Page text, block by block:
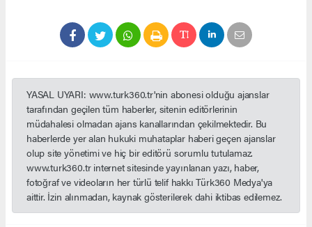
YASAL UYARI: www.turk360.tr'nin abonesi olduğu ajanslar
tarafından geçilen tüm haberler, sitenin editörlerinin
müdahalesi olmadan ajans kanallarından çekilmektedir. Bu
haberlerde yer alan hukuki muhataplar haberi geçen ajanslar
olup site yönetimi ve hiç bir editörü sorumlu tutulamaz.
www.turk360.tr internet sitesinde yayınlanan yazı, haber,
fotoğraf ve videoların her türlü telif hakkı Türk360 Medya'ya
aittir. İzin alınmadan, kaynak gösterilerek dahi iktibas edilemez.